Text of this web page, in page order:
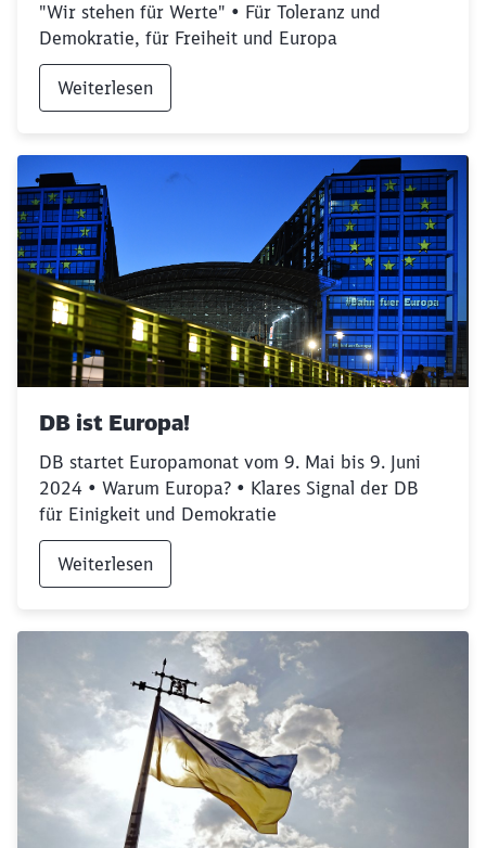
"Wir stehen für Werte" • Für Toleranz und
Demokratie, für Freiheit und Europa
Weiterlesen
DB ist Europa!
DB startet Europamonat vom 9. Mai bis 9. Juni
2024 • Warum Europa? • Klares Signal der DB
für Einigkeit und Demokratie
Weiterlesen